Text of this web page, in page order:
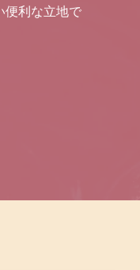
便利な立地で